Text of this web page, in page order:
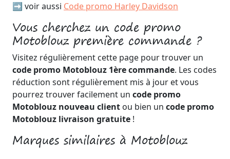
➡️ voir aussi Code promo Harley Davidson
Vous cherchez un code promo
Motoblouz première commande ?
Visitez régulièrement cette page pour trouver un
code promo Motoblouz 1ère commande. Les codes
réduction sont régulièrement mis à jour et vous
pourrez trouver facilement un code promo
Motoblouz nouveau client ou bien un code promo
Motoblouz livraison gratuite !
Marques similaires à Motoblouz